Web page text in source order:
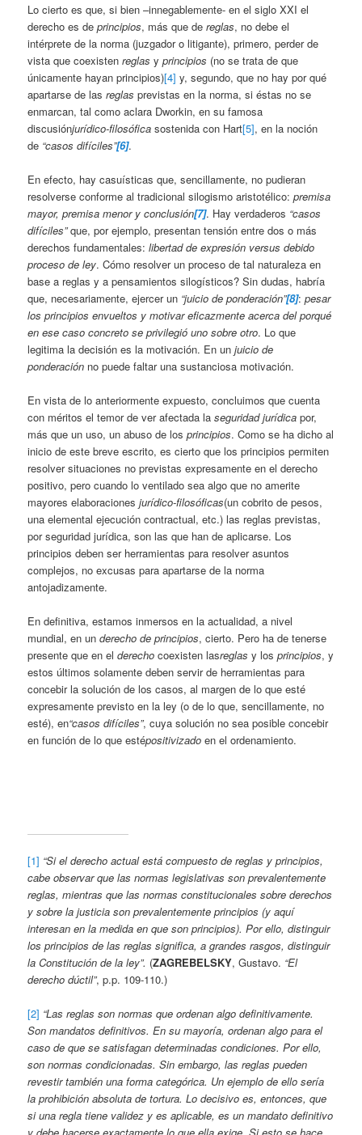
Lo cierto es que, si bien –innegablemente- en el siglo XXI el
derecho es deprincipios, más que dereglas, no debe el
intérprete de la norma (juzgador o litigante), primero, perder de
vista que coexistenreglas yprincipios (no se trata de que
únicamente hayan principios)[4] y, segundo, que no hay por qué
apartarse de lasreglas previstas en la norma, si éstas no se
enmarcan, tal como aclara Dworkin, en su famosa
discusiónjurídico-filosófica sostenida con Hart[5], en la noción
de “casos difíciles”[6].
En efecto, hay casuísticas que, sencillamente, no pudieran
resolverse conforme al tradicional silogismo aristotélico:premisa
mayor, premisa menor y conclusión[7]. Hay verdaderos “casos
difíciles”que, por ejemplo, presentan tensión entre dos o más
derechos fundamentales:libertad de expresión versus debido
proceso de ley. Cómo resolver un proceso de tal naturaleza en
base a reglas y a pensamientos silogísticos? Sin dudas, habría
que, necesariamente, ejercer un “juicio de ponderación”[8]:pesar
los principios envueltos y motivar eficazmente acerca del porqué
en ese caso concreto se privilegió uno sobre otro. Lo que
legitima la decisión es la motivación. En unjuicio de
ponderación no puede faltar una sustanciosa motivación.
En vista de lo anteriormente expuesto, concluimos que cuenta
con méritos el temor de ver afectada laseguridad jurídica por,
más que un uso, un abuso de losprincipios. Como se ha dicho al
inicio de este breve escrito, es cierto que los principios permiten
resolver situaciones no previstas expresamente en el derecho
positivo, pero cuando lo ventilado sea algo que no amerite
mayores elaboracionesjurídico-filosóficas(un cobrito de pesos,
una elemental ejecución contractual, etc.) las reglas previstas,
por seguridad jurídica, son las que han de aplicarse. Los
principios deben ser herramientas para resolver asuntos
complejos, no excusas para apartarse de la norma
antojadizamente.
En definitiva, estamos inmersos en la actualidad, a nivel
mundial, en underecho de principios, cierto. Pero ha de tenerse
presente que en elderecho coexisten lasreglas y losprincipios, y
estos últimos solamente deben servir de herramientas para
concebir la solución de los casos, al margen de lo que esté
expresamente previsto en la ley (o de lo que, sencillamente, no
esté), en“casos difíciles”, cuya solución no sea posible concebir
en función de lo que estépositivizado en el ordenamiento.
[1] “Si el derecho actual está compuesto de reglas y principios,
cabe observar que las normas legislativas son prevalentemente
reglas, mientras que las normas constitucionales sobre derechos
y sobre la justicia son prevalentemente principios (y aquí
interesan en la medida en que son principios). Por ello, distinguir
los principios de las reglas significa, a grandes rasgos, distinguir
la Constitución de la ley”. (ZAGREBELSKY, Gustavo. “El
derecho dúctil”, p.p. 109-110.)
[2] “Las reglas son normas que ordenan algo definitivamente.
Son mandatos definitivos. En su mayoría, ordenan algo para el
caso de que se satisfagan determinadas condiciones. Por ello,
son normas condicionadas. Sin embargo, las reglas pueden
revestir también una forma categórica. Un ejemplo de ello sería
la prohibición absoluta de tortura. Lo decisivo es, entonces, que
si una regla tiene validez y es aplicable, es un mandato definitivo